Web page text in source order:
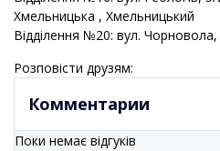
Хмельницька , Хмельницький
Відділення №20: вул. Чорновола,
Розповісти друзям:
Комментарии
Поки немає відгуків